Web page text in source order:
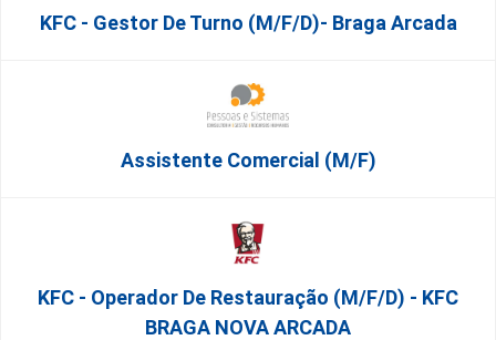
KFC - Gestor De Turno (m/f/d)- Braga Arcada
Assistente Comercial (m/f)
KFC - Operador De Restauração (m/f/d) - KFC
BRAGA NOVA ARCADA